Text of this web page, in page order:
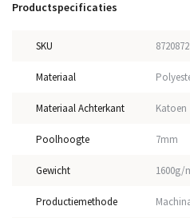
Productspecificaties
SKU
Materiaal
Materiaal Achterkant Katoen
Poolhoogte 7mm
Gewicht 1600g/
Productiemethode